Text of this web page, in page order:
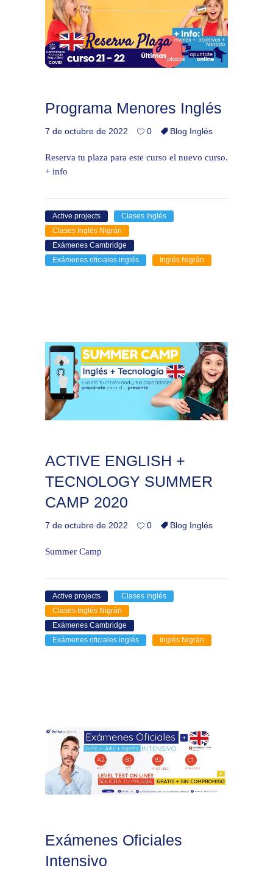
Programa Menores Inglés
7 de octubre de 2022 0 Blog Inglés
Reserva tu plaza para este curso el nuevo curso.
+ info
Active projects
Clases Inglés
Clases Inglés Nigrán
Exámenes Cambridge
Exámenes oficiales inglés
Inglés Nigrán
ACTIVE ENGLISH +
TECNOLOGY SUMMER
CAMP 2020
7 de octubre de 2022 0 Blog Inglés
Summer Camp
Active projects
Clases Inglés
Clases Inglés Nigrán
Exámenes Cambridge
Exámenes oficiales inglés
Inglés Nigrán
Exámenes Oficiales
Intensivo